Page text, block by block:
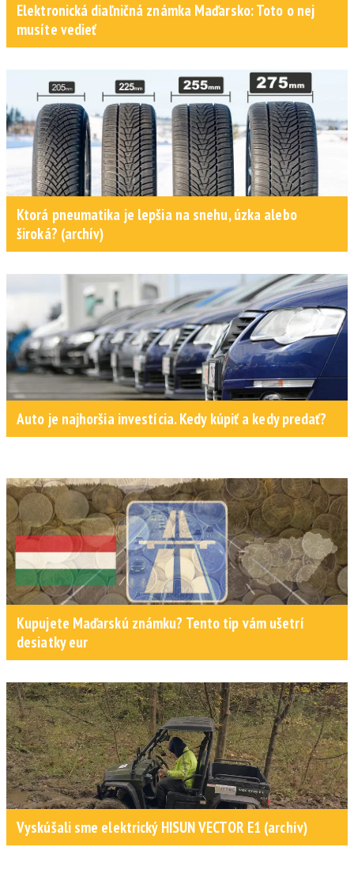
Elektronická diaľničná známka Maďarsko: Toto o nej
musíte vedieť
Ktorá pneumatika je lepšia na snehu, úzka alebo
široká? (archív)
Auto je najhoršia investícia. Kedy kúpiť a kedy predať?
Kupujete Maďarskú známku? Tento tip vám ušetrí
desiatky eur
Vyskúšali sme elektrický HISUN VECTOR E1 (archív)